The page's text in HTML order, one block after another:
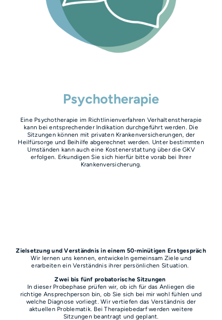
Psychotherapie
Eine Psychotherapie im Richtlinienverfahren Verhaltenstherapie
kann bei entsprechender Indikation durchgeführt werden. Die
Sitzungen können mit privaten Krankenversicherungen, der
Heilfürsorge und Beihilfe abgerechnet werden. Unter bestimmten
Umständen kann auch eine Kostenerstattung über die GKV
erfolgen. Erkundigen Sie sich hierfür bitte vorab bei Ihrer
Krankenversicherung.
Zielsetzung und Verständnis in einem 50-minütigen Erstgespräch
Wir lernen uns kennen, entwickeln gemeinsam Ziele und
erarbeiten ein Verständnis ihrer persönlichen Situation.
Zwei bis fünf probatorische Sitzungen
In dieser Probephase prüfen wir, ob ich für das Anliegen die
richtige Ansprechperson bin, ob Sie sich bei mir wohl fühlen und
welche Diagnose vorliegt. Wir vertiefen das Verständnis der
aktuellen Problematik. Bei Therapiebedarf werden weitere
Sitzungen beantragt und geplant.